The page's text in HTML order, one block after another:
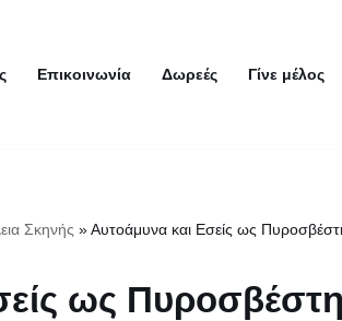
Επικοινωνία Δωρεές Γίνε μέλος
Σκηνής »Αυτοάμυνα και Εσείς ως
ως